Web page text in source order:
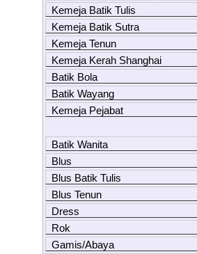
Kemeja Batik Tulis
Kemeja Batik Sutra
Kemeja Tenun
Kemeja Kerah Shanghai
Batik Bola
Batik Wayang
Kemeja Pejabat
Batik Wanita
Blus
Blus Batik Tulis
Blus Tenun
Dress
Rok
Gamis/Abaya